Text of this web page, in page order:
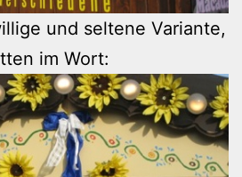
und seltene Variante,
im Wort: